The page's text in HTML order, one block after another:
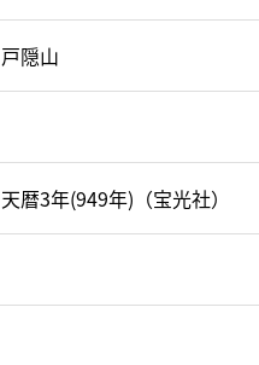
戸隠山
天暦3年(949年)（宝光社）